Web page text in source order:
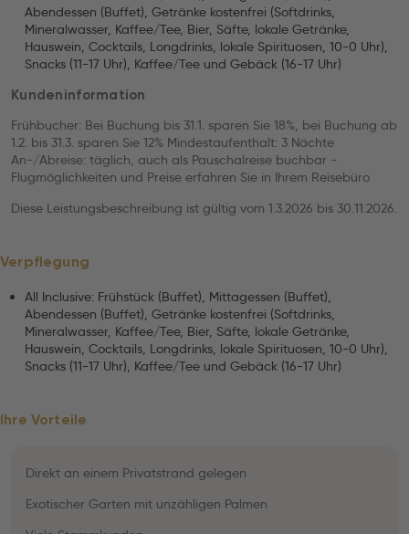
Abendessen (Buffet), Getränke kostenfrei (Softdrinks,
Mineralwasser, Kaffee/Tee, Bier, Säfte, lokale Getränke,
Hauswein, Cocktails, Longdrinks, lokale Spirituosen, 10-0 Uhr),
Snacks (11-17 Uhr), Kaffee/Tee und Gebäck (16-17 Uhr)
Kundeninformation
Frühbucher: Bei Buchung bis 31.1. sparen Sie 18%, bei Buchung ab
1.2. bis 31.3. sparen Sie 12% Mindestaufenthalt: 3 Nächte
An-/Abreise: täglich, auch als Pauschalreise buchbar -
Flugmöglichkeiten und Preise erfahren Sie in Ihrem Reisebüro
Diese Leistungsbeschreibung ist gültig vom 1.3.2026 bis 30.11.2026.
Verpflegung
All Inclusive: Frühstück (Buffet), Mittagessen (Buffet),
Abendessen (Buffet), Getränke kostenfrei (Softdrinks,
Mineralwasser, Kaffee/Tee, Bier, Säfte, lokale Getränke,
Hauswein, Cocktails, Longdrinks, lokale Spirituosen, 10-0 Uhr),
Snacks (11-17 Uhr), Kaffee/Tee und Gebäck (16-17 Uhr)
Ihre Vorteile
Direkt an einem Privatstrand gelegen
Exotischer Garten mit unzähligen Palmen